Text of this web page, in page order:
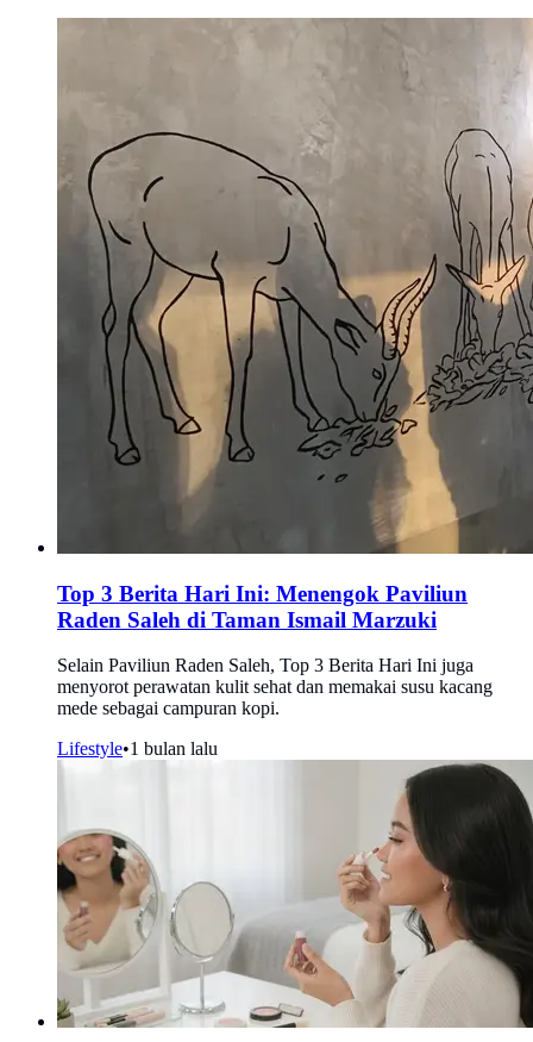
Top 3 Berita Hari Ini: Menengok Paviliun
Raden Saleh di Taman Ismail Marzuki
Selain Paviliun Raden Saleh, Top 3 Berita Hari Ini juga
menyorot perawatan kulit sehat dan memakai susu kacang
mede sebagai campuran kopi.
Lifestyle•1 bulan lalu